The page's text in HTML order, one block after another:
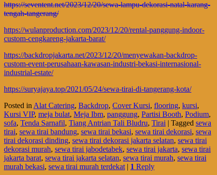
https://seventent.net/2023/12/20/sewa-lampu-dekorasi-natal-karang-
tengah-tangerang/
https://wulanproduction.com/2023/12/20/rental-panggung-indoor-
custom-cengkareng-jakarta-barat/
https://backdropjakarta.net/2023/12/20/menyewakan-backdrop-
custom-event-perusahaan-kawasan-industri-bekasi-internasional-
industrial-estate/
https://suryajaya.top/2021/05/24/sewa-tirai-di-tangerang-kota/
Posted in Alat Catering, Backdrop, Cover Kursi, flooring, kursi,
Kursi VIP, meja bulat, Meja Ibm, panggung, Partisi Booth, Podium,
sofa, Tenda Sarnafil, Tiang Antrian Tali Bludru, Tirai | Tagged sewa
tirai, sewa tirai bandung, sewa tirai bekasi, sewa tirai dekorasi, sewa
tirai dekorasi dinding, sewa tirai dekorasi jakarta selatan, sewa tirai
dekorasi murah, sewa tirai jabodetabek, sewa tirai jakarta, sewa tirai
jakarta barat, sewa tirai jakarta selatan, sewa tirai murah, sewa tirai
murah bekasi, sewa tirai murah terdekat | 1 Reply